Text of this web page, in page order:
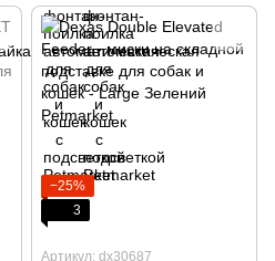
−25%
3
Артикул: dx30687